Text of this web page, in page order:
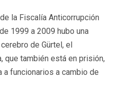
la Fiscalía Anticorrupción
1999 a 2009 hubo una
de Gürtel, el
que también está en prisión,
a funcionarios a cambio de